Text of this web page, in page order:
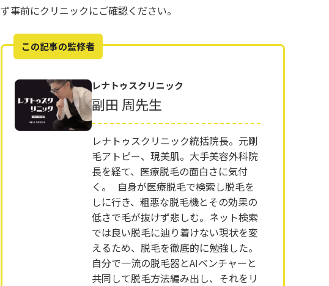
ず事前にクリニックにご確認ください。
この記事の監修者
レナトゥスクリニック
副田 周先生
レナトゥスクリニック統括院長。元剛
毛アトピー、現美肌。大手美容外科院
長を経て、医療脱毛の面白さに気付
く。 自身が医療脱毛で検索し脱毛を
しに行き、粗悪な脱毛機とその効果の
低さで毛が抜けず悲しむ。ネット検索
では良い脱毛に辿り着けない現状を変
えるため、脱毛を徹底的に勉強した。
自分で一流の脱毛器とAIベンチャーと
共同して脱毛方法編み出し、それをリ